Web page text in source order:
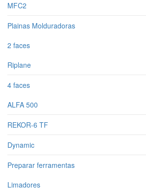
MFC2
Plainas Molduradoras
2 faces
Riplane
4 faces
ALFA 500
REKOR-6 TF
Dynamic
Preparar ferramentas
Limadores